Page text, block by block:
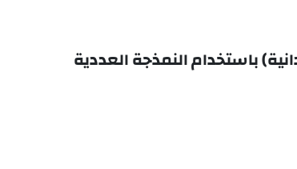
باستخدام النمذجة العددية